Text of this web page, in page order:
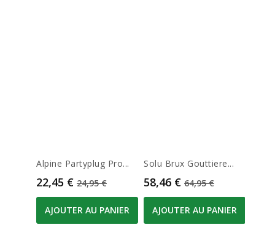
Alpine Partyplug Pro...
Prix
22,45 € Prix de base
24,95 €
AJOUTER AU PANIER
Solu Brux Gouttiere...
Prix
58,46 € Prix de base
64,95 €
AJOUTER AU PANIER